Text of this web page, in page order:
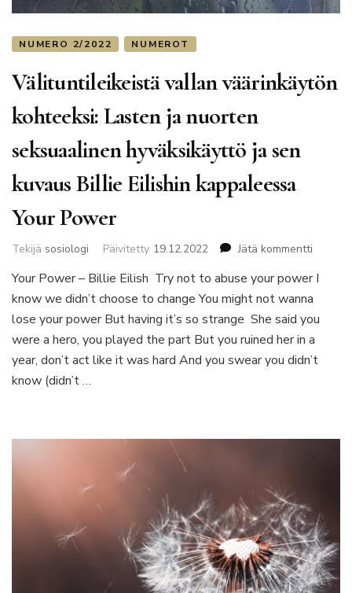
NUMERO 2/2022 NUMEROT
Välituntileikeistä vallan väärinkäytön
kohteeksi: Lasten ja nuorten
seksuaalinen hyväksikäyttö ja sen
kuvaus Billie Eilishin kappaleessa
Your Power
Tekijä sosiologi Päivitetty 19.12.2022 Jätä kommentti
vallan
ja
nuorten
Your
Power
Your Power – Billie Eilish Try not to abuse your power I
know we didn’t choose to change You might not wanna
lose your power But having it’s so strange She said you
were a hero, you played the part But you ruined her in a
year, don’t act like it was hard And you swear you didn’t
know (didn’t …